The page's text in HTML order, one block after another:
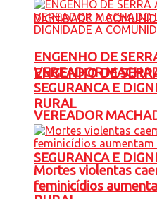
ENGENHO DE
VEREADOR
SEGURANCA E
ENGENHO DE
VEREADOR
SEGURANCA E
RURAL
Mortes violentas
feminicídios